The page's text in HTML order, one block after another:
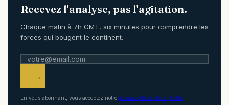
Recevez l'analyse, pas l'agitation.
Chaque matin à 7h GMT, six minutes pour comprendre les
forces qui bougent le continent.
→
En vous abonnant, vous acceptez notre politique de confidentialité